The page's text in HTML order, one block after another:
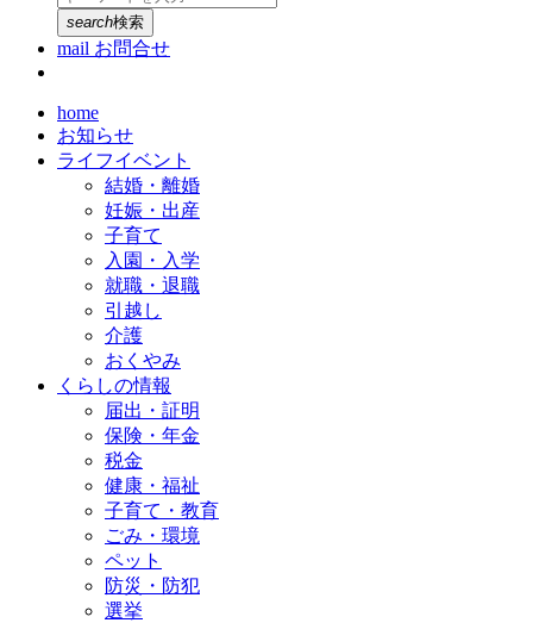
search検索
mail お問合せ
home
お知らせ
ライフイベント
結婚・離婚
妊娠・出産
子育て
入園・入学
就職・退職
引越し
介護
おくやみ
くらしの情報
届出・証明
保険・年金
税金
健康・福祉
子育て・教育
ごみ・環境
ペット
防災・防犯
選挙